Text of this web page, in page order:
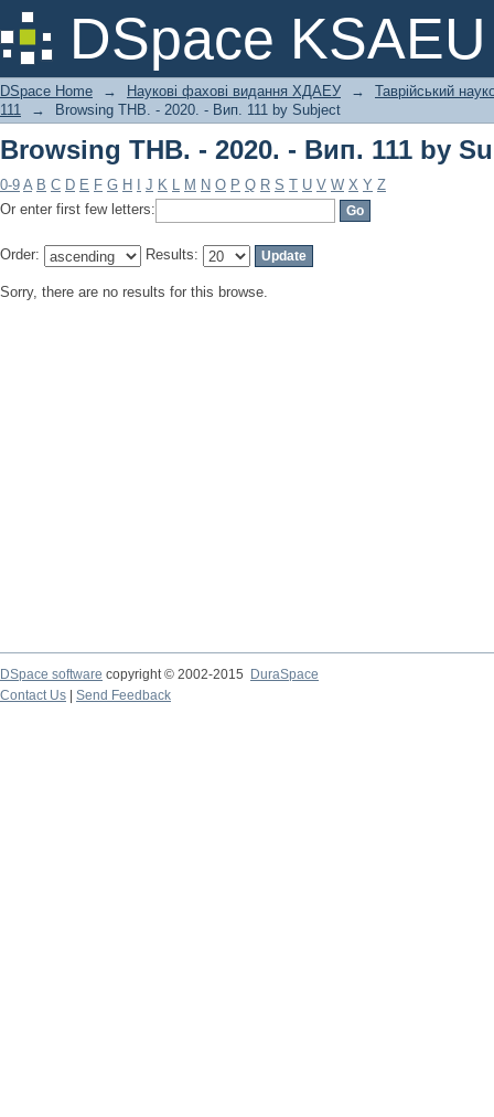
DSpace KSAEU
Browsing ТНВ. - 2020. - Вип. 111 by
DSpace Home → Наукові фахові видання ХДАЕУ →
Таврійський
111
→ Browsing ТНВ. - 2020. - Вип. 111 by Subject
Browsing ТНВ. - 2020. - Вип. 111 by
0-9 A B C D E F G H J K L M N O P Q R S T U V W X Y Z
Or enter first few letters:
Order: Results:
Sorry, there are no results for this browse.
DSpace software copyright © 2002-2015
DuraSpace
Contact Us
Send Feedback